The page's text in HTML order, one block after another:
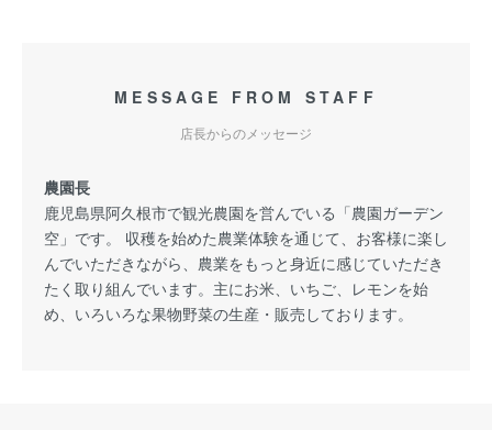
MESSAGE FROM STAFF
店長からのメッセージ
農園長
鹿児島県阿久根市で観光農園を営んでいる「農園ガーデン
空」です。 収穫を始めた農業体験を通じて、お客様に楽し
んでいただきながら、農業をもっと身近に感じていただき
たく取り組んでいます。主にお米、いちご、レモンを始
め、いろいろな果物野菜の生産・販売しております。